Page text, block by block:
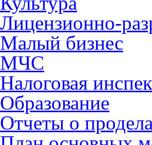
Лицензионно-
Малый бизнес
МЧС
Налоговая
Образование
Отчеты о